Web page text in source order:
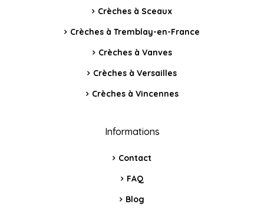
Crèches à Sceaux
Crèches à Tremblay-en-France
Crèches à Vanves
Crèches à Versailles
Crèches à Vincennes
Informations
Contact
FAQ
Blog